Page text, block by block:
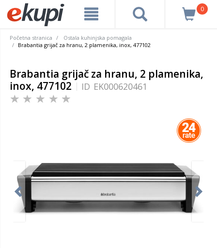
0
Početna stranica
Ostala kuhinjska pomagala
Brabantia grijač za hranu, 2 plamenika, inox, 477102
Brabantia grijač za hranu, 2 plamenika,
inox, 477102
ID EK000620461